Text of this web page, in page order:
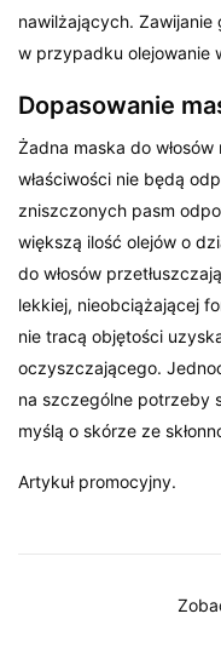
nawilżających. Zawijanie
w przypadku olejowanie
Dopasowanie
Żadna maska do włosów
właściwości nie będą
zniszczonych pasm
większą ilość olejów o
do włosów
lekkiej, nieobciążającej
nie tracą objętości
oczyszczającego.
na szczególne potrzeby
myślą o skórze ze
Artykuł promocyjny.